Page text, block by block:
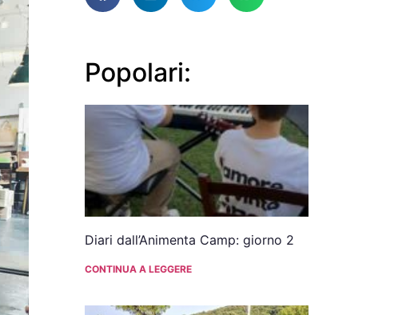
Popolari:
Diari dall’Animenta Camp: giorno 2
CONTINUA A LEGGERE